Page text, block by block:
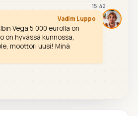
15:42
Vadim Luppo
Vega 5 000 eurolla on
on hyvässä kunnossa,
moottori uusi! Minä